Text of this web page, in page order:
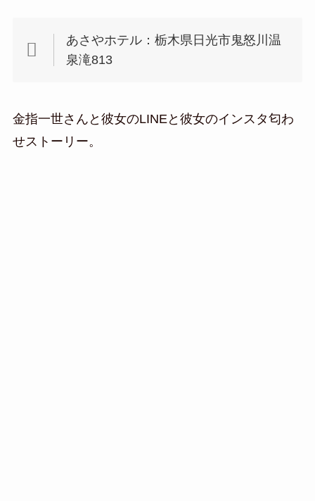
あさやホテル：栃木県日光市鬼怒川温
泉滝813
金指一世さんと彼女のLINEと彼女のインスタ匂わ
せストーリー。